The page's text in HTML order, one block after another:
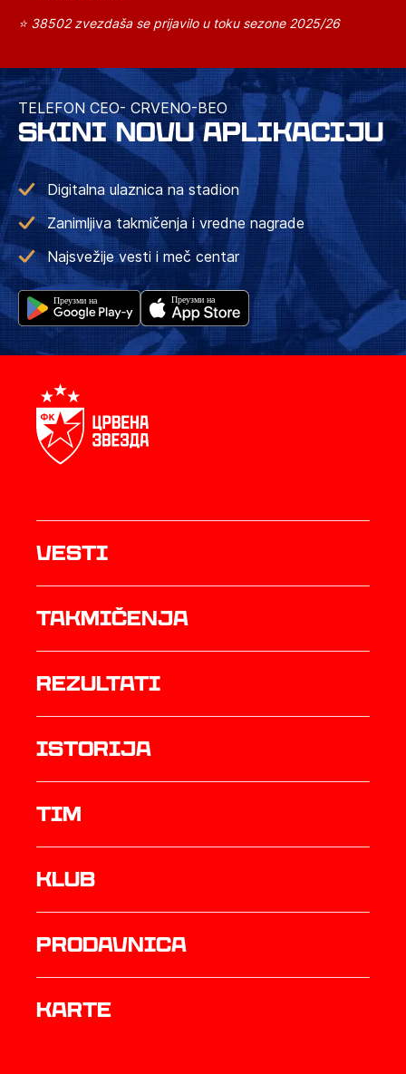
⭐ 38502 zvezdaša se prijavilo u toku sezone 2025/26
TELEFON CEO- CRVENO-BEO
SKINI NOVU APLIKACIJU
Digitalna ulaznica na stadion
Zanimljiva takmičenja i vredne nagrade
Najsvežije vesti i meč centar
Vesti
Takmičenja
rezultati
istorija
TIM
Klub
prodavnica
Karte